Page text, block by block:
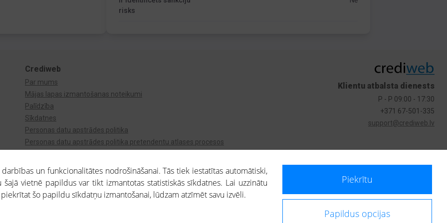
risks
Crediweb
Par mums
Mājas lapas izmantošanas noteikumi
Palīdzība
Sīkdatnes
Personas datu apstrādes politika
Personas datu apstrādes politika pretendentu atlases procesos
Klientu atbalsta dienests
P - P 09:00 - 17:30
+371 67-501-335
support@crediweb.lv
ietvaros saņemtajai informācijai ir uzziņas raksturs, un tai nav juridiska spēka. Portāla lietotājs, izmantojot portālā saņemto informāciju, ir atbildīgs par fizisko
un funkcionalitātes nodrošināšanai. Tās tiek iestatītas automātiski,
vietnē papildus var tikt izmantotas statistiskās sīkdatnes. Lai uzzinātu
piekrītat šo papildu sīkdatņu izmantošanai, lūdzam atzīmēt savu izvēli.
Piekrītu
Papildus opcijas